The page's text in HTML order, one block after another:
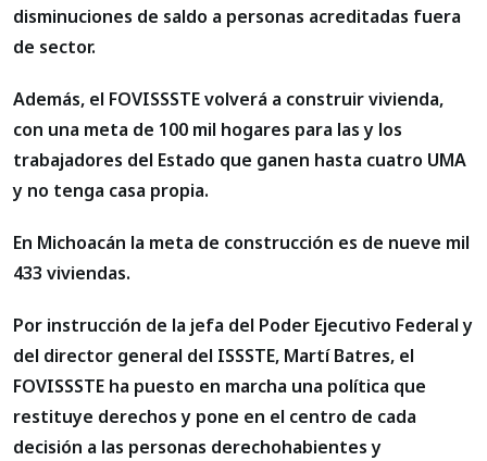
disminuciones de saldo a personas acreditadas fuera
de sector.
Además, el FOVISSSTE volverá a construir vivienda,
con una meta de 100 mil hogares para las y los
trabajadores del Estado que ganen hasta cuatro UMA
y no tenga casa propia.
En Michoacán la meta de construcción es de nueve mil
433 viviendas.
Por instrucción de la jefa del Poder Ejecutivo Federal y
del director general del ISSSTE, Martí Batres, el
FOVISSSTE ha puesto en marcha una política que
restituye derechos y pone en el centro de cada
decisión a las personas derechohabientes y